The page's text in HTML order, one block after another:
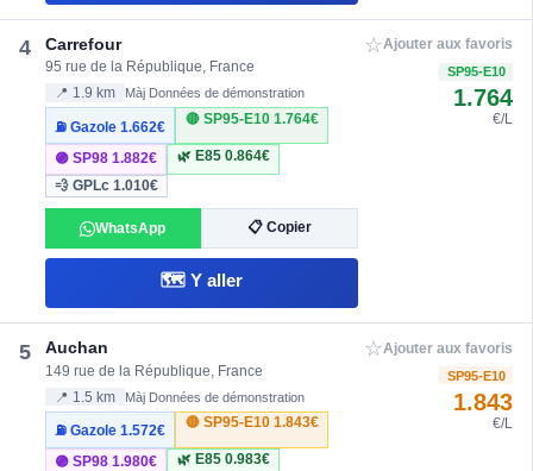
4 Carrefour
95 rue de la République, France
📍 1.9 km Màj Données de démonstration
⛽ Gazole1.662€
🔴 SP95-E10 1.764€
🟣 SP981.882€ 🌿 E85 0.864€
💨 GPLc1.010€
WhatsApp 📋 Copier
🗺️ Y aller
☆Ajouter aux favoris
SP95-E10
1.764
€/L
5 Auchan
149 rue de la République, France
📍 1.5 km Màj Données de démonstration
⛽ Gazole1.572€
🔴 SP95-E10 1.843€
🟣 SP981.980€ 🌿 E85 0.983€
☆Ajouter aux favoris
SP95-E10
1.843
€/L